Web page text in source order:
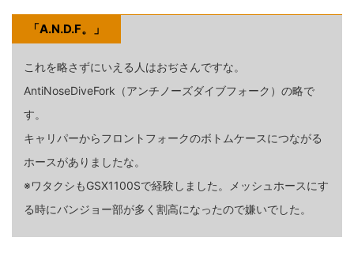
「A.N.D.F。」
これを略さずにいえる人はおぢさんですな。
AntiNoseDiveFork（アンチノーズダイブフォーク）の略で
す。
キャリパーからフロントフォークのボトムケースにつながる
ホースがありましたな。
※ワタクシもGSX1100Sで経験しました。メッシュホースにす
る時にバンジョー部が多く割高になったので嫌いでした。